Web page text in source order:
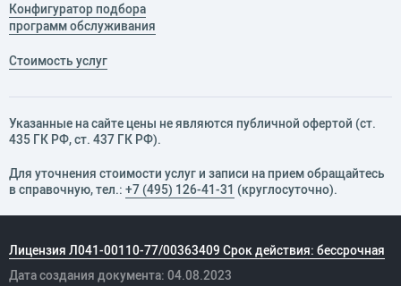
Конфигуратор подбора
программ обслуживания
Стоимость услуг
Указанные на сайте цены не являются публичной офертой (ст.
435 ГК РФ, cт. 437 ГК РФ).
Для уточнения стоимости услуг и записи на прием обращайтесь
в справочную, тел.: +7 (495) 126-41-31 (круглосуточно).
Лицензия Л041-00110-77/00363409 Срок действия: бессрочная
Дата создания документа: 04.08.2023